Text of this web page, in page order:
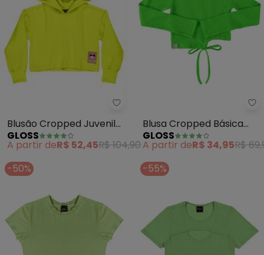
Gloss - Blusão Cropped
Blusão Cropped Juvenil
Menina (Verde)
GLOSS
A partir deR$ 52,45R$ 104,90
Blusa Cropped Básica
Juvenil (Verde)
GLOSS
A partir deR$ 34,95R$
-50%
-55%